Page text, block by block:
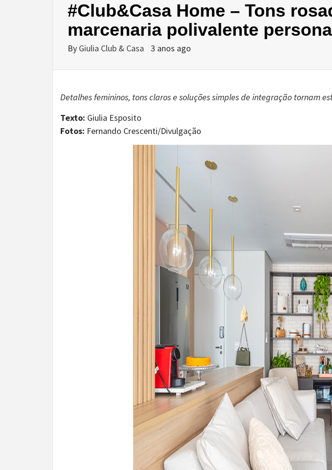
#Club&Casa Home – Tons
marcenaria polivalente
By Giulia Club & Casa 3 anos ago
Detalhes femininos, tons claros e soluções simples de integração tornam
Texto: Giulia Esposito
Fotos: Fernando Crescenti/Divulgação